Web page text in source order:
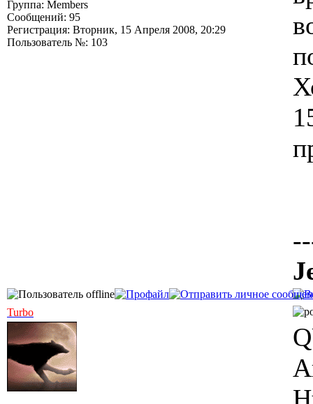
Группа: Members
Сообщений: 95
Регистрация: Вторник, 15 Апреля 2008, 20:29
Пользователь №: 103
Turbo